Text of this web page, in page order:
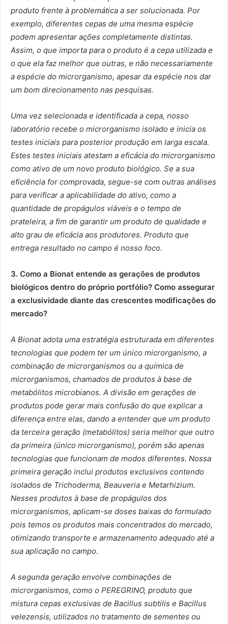
produto frente à problemática a ser solucionada. Por
exemplo, diferentes cepas de uma mesma espécie
podem apresentar ações completamente distintas.
Assim, o que importa para o produto é a cepa utilizada e
o que ela faz melhor que outras, e não necessariamente
a espécie do microrganismo, apesar da espécie nos dar
um bom direcionamento nas pesquisas.
Uma vez selecionada e identificada a cepa, nosso
laboratório recebe o microrganismo isolado e inicia os
testes iniciais para posterior produção em larga escala.
Estes testes iniciais atestam a eficácia do microrganismo
como ativo de um novo produto biológico. Se a sua
eficiência for comprovada, segue-se com outras análises
para verificar a aplicabilidade do ativo, como a
quantidade de propágulos viáveis e o tempo de
prateleira, a fim de garantir um produto de qualidade e
alto grau de eficácia aos produtores. Produto que
entrega resultado no campo é nosso foco.
3. Como a Bionat entende as gerações de produtos
biológicos dentro do próprio portfólio? Como assegurar
a exclusividade diante das crescentes modificações do
mercado?
A Bionat adota uma estratégia estruturada em diferentes
tecnologias que podem ter um único microrganismo, a
combinação de microrganismos ou a química de
microrganismos, chamados de produtos à base de
metabólitos microbianos. A divisão em gerações de
produtos pode gerar mais confusão do que explicar a
diferença entre elas, dando a entender que um produto
da terceira geração (metabólitos) seria melhor que outro
da primeira (único microrganismo), porém são apenas
tecnologias que funcionam de modos diferentes. Nossa
primeira geração inclui produtos exclusivos contendo
isolados de Trichoderma, Beauveria e Metarhizium.
Nesses produtos à base de propágulos dos
microrganismos, aplicam-se doses baixas do formulado
pois temos os produtos mais concentrados do mercado,
otimizando transporte e armazenamento adequado até a
sua aplicação no campo.
A segunda geração envolve combinações de
microrganismos, como o PEREGRINO, produto que
mistura cepas exclusivas de Bacillus subtilis e Bacillus
velezensis, utilizados no tratamento de sementes ou